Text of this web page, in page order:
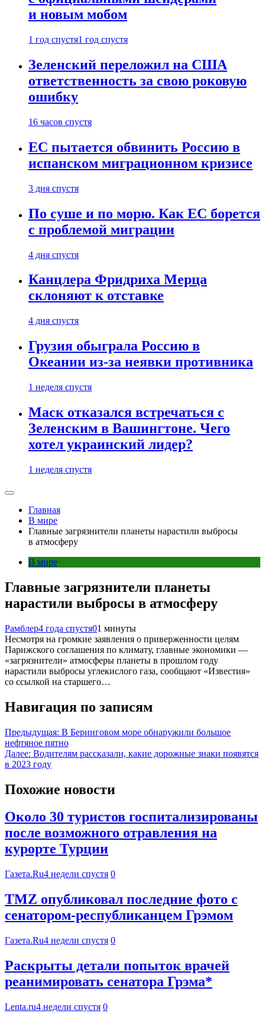
и новым мобом
1 год спустя1 год спустя
Зеленский переложил на США
ответственность за свою роковую
ошибку
16 часов спустя
ЕС пытается обвинить Россию в
испанском миграционном кризисе
3 дня спустя
По суше и по морю. Как ЕС борется
с проблемой миграции
4 дня спустя
Канцлера Фридриха Мерца
склоняют к отставке
4 дня спустя
Грузия обыграла Россию в
Океании из-за неявки противника
1 неделя спустя
Маск отказался встречаться с
Зеленским в Вашингтоне. Чего
хотел украинский лидер?
1 неделя спустя
Главная
В мире
Главные загрязнители планеты нарастили выбросы
в атмосферу
В мире
Главные загрязнители планеты
нарастили выбросы в атмосферу
Рамблер4 года спустя01 минуты
Несмотря на громкие заявления о приверженности целям
Парижского соглашения по климату, главные экономики —
«загрязнители» атмосферы планеты в прошлом году
нарастили выбросы углекислого газа, сообщают «Известия»
со ссылкой на старшего…
Навигация по записям
Предыдущая: В Беринговом море обнаружили большое
нефтяное пятно
Далее: Водителям рассказали, какие дорожные знаки появятся
в 2023 году
Похожие новости
Около 30 туристов госпитализированы
после возможного отравления на
курорте Турции
Газета.Ru4 недели спустя 0
TMZ опубликовал последние фото с
сенатором-республиканцем Грэмом
Газета.Ru4 недели спустя 0
Раскрыты детали попыток врачей
реанимировать сенатора Грэма*
Lenta.ru4 недели спустя 0